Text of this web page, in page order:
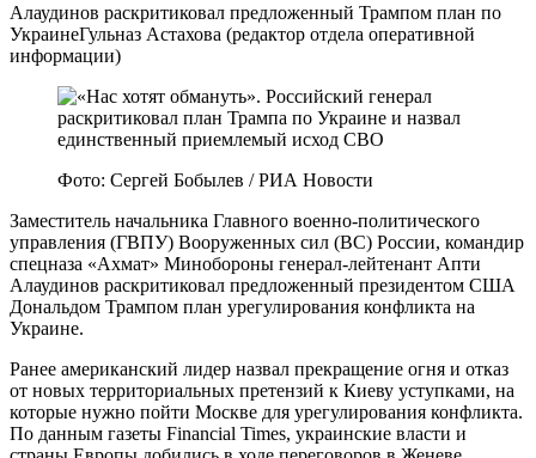
Алаудинов раскритиковал предложенный Трампом план по
УкраинеГульназ Астахова (редактор отдела оперативной
информации)
Фото: Сергей Бобылев / РИА Новости
Заместитель начальника Главного военно-политического
управления (ГВПУ) Вооруженных сил (ВС) России, командир
спецназа «Ахмат» Минобороны генерал-лейтенант Апти
Алаудинов раскритиковал предложенный президентом США
Дональдом Трампом план урегулирования конфликта на
Украине.
Ранее американский лидер назвал прекращение огня и отказ
от новых территориальных претензий к Киеву уступками, на
которые нужно пойти Москве для урегулирования конфликта.
По данным газеты Financial Times, украинские власти и